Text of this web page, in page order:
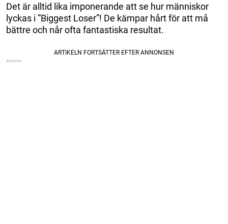
Det är alltid lika imponerande att se hur människor
lyckas i ”Biggest Loser”! De kämpar hårt för att må
bättre och når ofta fantastiska resultat.